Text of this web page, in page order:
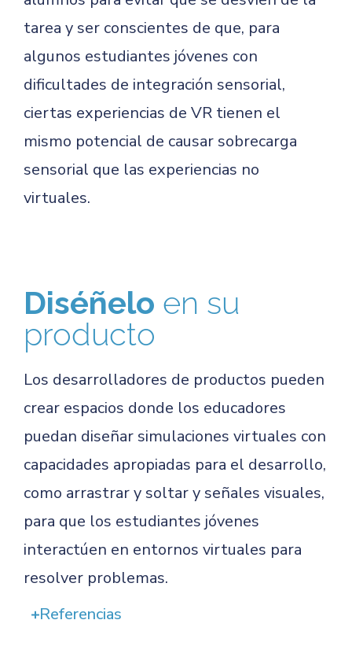
tarea y ser conscientes de que, para
algunos estudiantes jóvenes con
dificultades de integración sensorial,
ciertas experiencias de VR tienen el
mismo potencial de causar sobrecarga
sensorial que las experiencias no
virtuales.
Diséñelo en su
producto
Los desarrolladores de productos pueden
crear espacios donde los educadores
puedan diseñar simulaciones virtuales con
capacidades apropiadas para el desarrollo,
como arrastrar y soltar y señales visuales,
para que los estudiantes jóvenes
interactúen en entornos virtuales para
resolver problemas.
Referencias